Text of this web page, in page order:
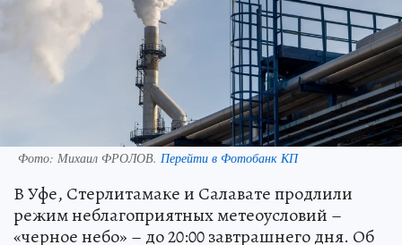
Фото: Михаил ФРОЛОВ. Перейти в Фотобанк КП
В Уфе, Стерлитамаке и Салавате продлили
режим неблагоприятных метеоусловий –
«черное небо» – до 20:00 завтрашнего дня. Об